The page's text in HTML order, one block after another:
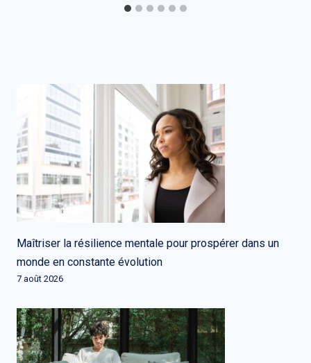
Maîtriser la résilience mentale pour prospérer dans un
monde en constante évolution
7 août 2026